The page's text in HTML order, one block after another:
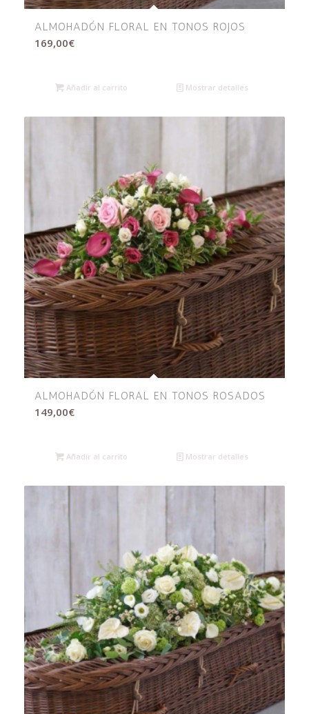
ALMOHADÓN FLORAL EN TONOS ROJOS
169,00€
Añadir al carrito Mostrar detalles
ALMOHADÓN FLORAL EN TONOS ROSADOS
149,00€
Añadir al carrito Mostrar detalles